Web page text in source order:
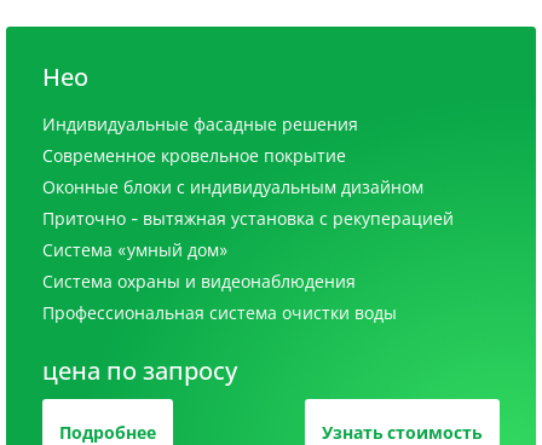
Нео
Индивидуальные фасадные решения
Современное кровельное покрытие
Оконные блоки с индивидуальным дизайном
Приточно - вытяжная установка с рекуперацией
Система «умный дом»
Система охраны и видеонаблюдения
Профессиональная система очистки воды
цена по запросу
Подробнее Узнать стоимость